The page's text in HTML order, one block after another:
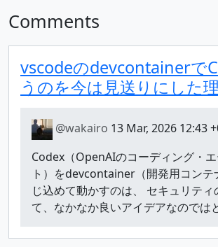
Comments
vscodeのdevcontainerで
うのを今は見送りにした
@wakairo 13 Mar, 2026 12:43
Codex（OpenAIのコーディング・
ト）をdevcontainer（開発用コンテ
じ込めて動かすのは、 セキュリティ
て、なかなか良いアイデアなのでは